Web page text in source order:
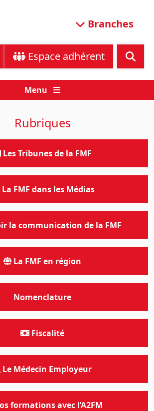
Branches
Espace adhérent
Menu
Rubriques
Les Tribunes de la FMF
La FMF dans les Médias
la communication de la FMF
La FMF en région
Nomenclature
Fiscalité
Le Médecin Employeur
formations avec l’A2FM